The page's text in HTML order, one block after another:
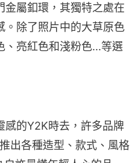
金屬釦環，其獨特之處在
。除了照片中的大草原色
、亮紅色和淺粉色...等選
感的Y2K時去，許多品牌
出各種造型、款式、風格